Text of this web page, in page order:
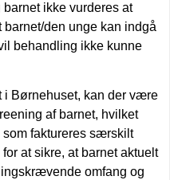
ikke vurderes at
den unge kan indgå
behandling ikke kunne
i Børnehuset, kan der være
af barnet, hvilket
faktureres særskilt
at sikre, at barnet aktuelt
omfang og